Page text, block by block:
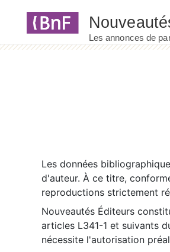
Les données
d'auteur. À ce titre,
reproductions strictement
Nouveautés Éditeurs
articles L341-1 et suivants
nécessite l'autorisation